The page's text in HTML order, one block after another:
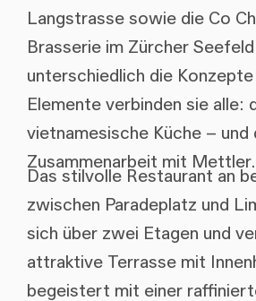
Langstrasse sowie die Co
Brasserie im Zürcher
unterschiedlich die
Elemente verbinden sie alle:
vietnamesische Küche – und
Zusammenarbeit mit Mettler.
Das stilvolle Restaurant an
zwischen Paradeplatz und
sich über zwei Etagen und
attraktive Terrasse mit
begeistert mit einer